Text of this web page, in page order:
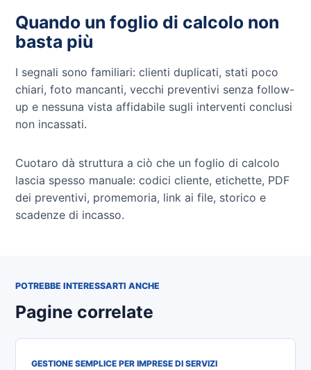
Quando un foglio di calcolo non
basta più
I segnali sono familiari: clienti duplicati, stati poco
chiari, foto mancanti, vecchi preventivi senza follow-
up e nessuna vista affidabile sugli interventi conclusi
non incassati.
Cuotaro dà struttura a ciò che un foglio di calcolo
lascia spesso manuale: codici cliente, etichette, PDF
dei preventivi, promemoria, link ai file, storico e
scadenze di incasso.
POTREBBE INTERESSARTI ANCHE
Pagine correlate
GESTIONE SEMPLICE PER IMPRESE DI SERVIZI